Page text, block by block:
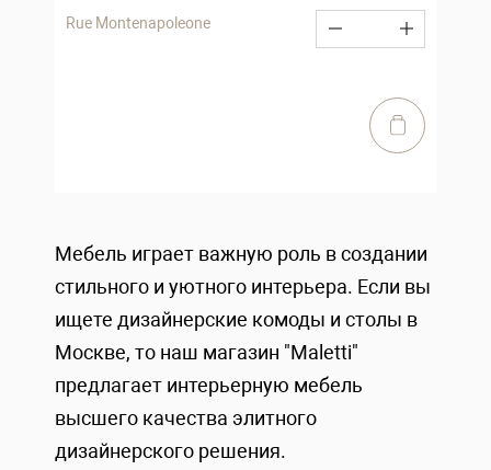
Rue Montenapoleone
Мебель играет важную роль в создании
стильного и уютного интерьера. Если вы
ищете дизайнерские комоды и столы в
Москве, то наш магазин "Maletti"
предлагает интерьерную мебель
высшего качества элитного
дизайнерского решения.